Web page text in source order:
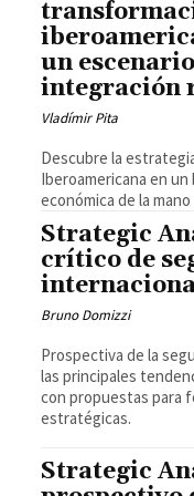
un
integración
Vladímir Pita
Descubre la
Iberoamericana en
económica de la mano
Strategic
crítico de
Bruno Domizzi
Prospectiva de la
las principales
con propuestas para
estratégicas.
Strategic